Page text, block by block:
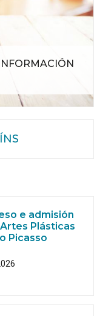
e admisión
Plásticas
Picasso